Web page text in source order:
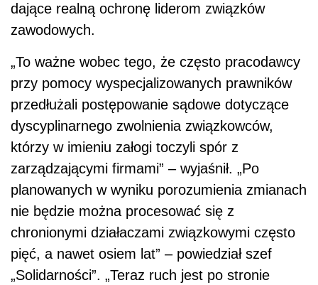
dające realną ochronę liderom związków
zawodowych.
„To ważne wobec tego, że często pracodawcy
przy pomocy wyspecjalizowanych prawników
przedłużali postępowanie sądowe dotyczące
dyscyplinarnego zwolnienia związkowców,
którzy w imieniu załogi toczyli spór z
zarządzającymi firmami” – wyjaśnił. „Po
planowanych w wyniku porozumienia zmianach
nie będzie można procesować się z
chronionymi działaczami związkowymi często
pięć, a nawet osiem lat” – powiedział szef
„Solidarności”. „Teraz ruch jest po stronie